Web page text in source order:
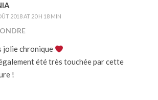
2018 AT 20 H 18 MIN
jolie chronique
également été très touchée par cette
!